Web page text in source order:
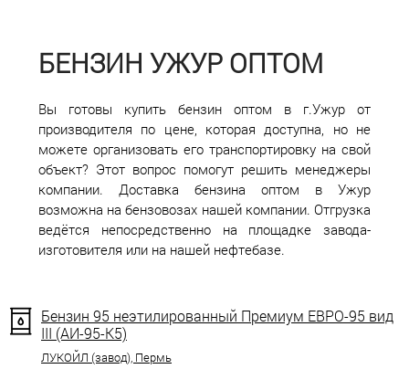
БЕНЗИН УЖУР ОПТОМ
Вы готовы купить бензин оптом в г.Ужур от
производителя по цене, которая доступна, но не
можете организовать его транспортировку на свой
объект? Этот вопрос помогут решить менеджеры
компании. Доставка бензина оптом в Ужур
возможна на бензовозах нашей компании. Отгрузка
ведётся непосредственно на площадке завода-
изготовителя или на нашей нефтебазе.
Бензин 95 неэтилированный Премиум ЕВРО-95 вид
III (АИ-95-К5)
ЛУКОЙЛ (завод), Пермь